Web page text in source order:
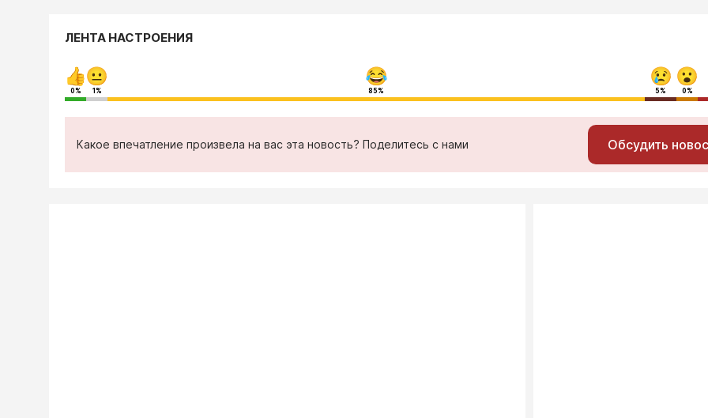
ЛЕНТА НАСТРОЕНИЯ
0% 1% 85% 5% 0%
Какое впечатление произвела на вас эта новость? Поделитесь с нами Обсудить